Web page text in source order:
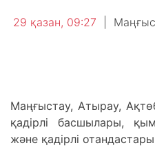
29 қазан, 09:27
Маңғыстау, Атырау,
қадірлі басшылары,
және қадірлі